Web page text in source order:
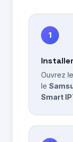
1
Ouvrez
le
Smart